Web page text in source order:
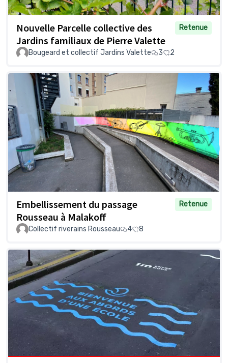
Nouvelle Parcelle collective des
Jardins familiaux de Pierre Valette
Retenue
Bougeard et collectif Jardins Valette 3 2
Embellissement du passage
Rousseau à Malakoff
Retenue
Collectif riverains Rousseau 4 8